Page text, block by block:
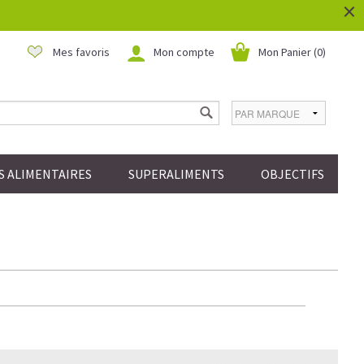
×
Mon Panier (0)
Mon compte
Mes favoris
ALIMENTAIRES SUPERALIMENTS OBJECTIFS